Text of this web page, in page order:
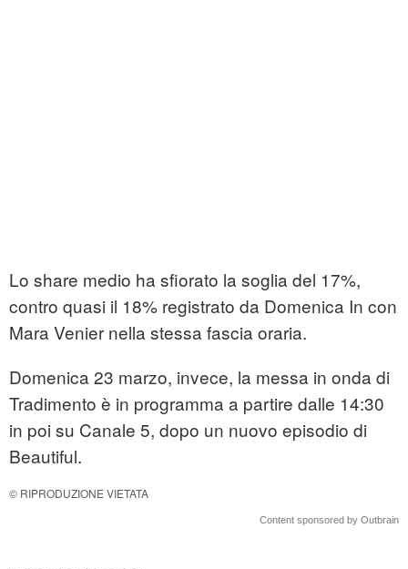
Lo share medio ha sfiorato la soglia del 17%,
contro quasi il 18% registrato da Domenica In con
Mara Venier nella stessa fascia oraria.
Domenica 23 marzo, invece, la messa in onda di
Tradimento è in programma a partire dalle 14:30
in poi su Canale 5, dopo un nuovo episodio di
Beautiful.
© RIPRODUZIONE VIETATA
Content sponsored by Outbrain